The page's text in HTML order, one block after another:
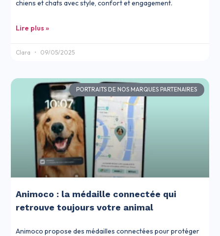
chiens et chats avec style, confort et engagement.
Lire plus »
Clara 09/05/2025
PORTRAITS DE NOS MARQUES PARTENAIRES
Animoco : la médaille connectée qui
retrouve toujours votre animal
Animoco propose des médailles connectées pour protéger